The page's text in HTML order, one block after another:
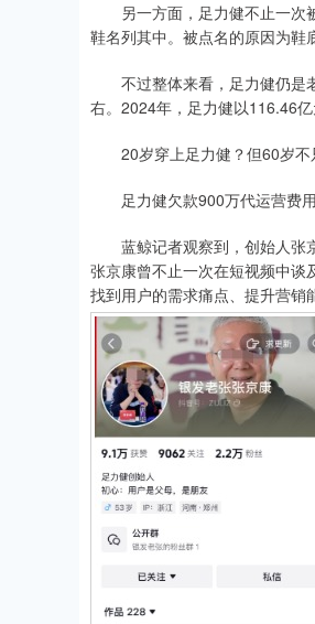
另一方面，足力健不止一次
鞋名列其中。被点名的原因为鞋
不过整体来看，足力健仍是老
右。2024年，足力健以116.46亿
20岁穿上足力健？但60岁不
足力健欠款900万代运营费用
蓝鲸记者观察到，创始人张京
张京康曾不止一次在短视频中谈
找到用户的需求痛点、提升营